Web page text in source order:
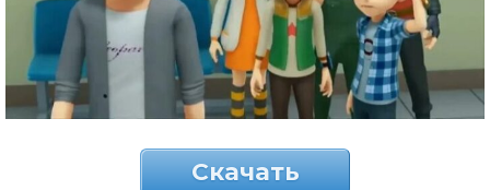
Скачать